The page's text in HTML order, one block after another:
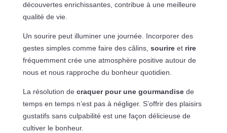
découvertes enrichissantes, contribue à une meilleure
qualité de vie.
Un sourire peut illuminer une journée. Incorporer des
gestes simples comme faire des câlins, sourireet rire
fréquemment crée une atmosphère positive autour de
nous et nous rapproche du bonheur quotidien.
La résolution de craquer pour une gourmandisede
temps en temps n’est pas à négliger. S’offrir des plaisirs
gustatifs sans culpabilité est une façon délicieuse de
cultiver le bonheur.